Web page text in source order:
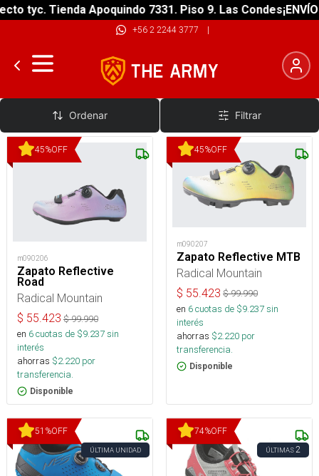
tyc. Tienda Apoquindo 7331. Piso 9. Las Condes
+56 2 2244 3777 |
Zapatillas Fijación
Ordenar Filtrar
45%OFF
m090206
Zapato Reflective
Road
Radical Mountain
$ 55.423 $99.990
en 6cuotas de $9.237sin
interés
ahorras $2.220 por
transferencia.
Disponible
45%OFF
m090207
Zapato Reflective MTB
Radical Mountain
$ 55.423 $99.990
en 6cuotas de $9.237sin
interés
ahorras $2.220 por
transferencia.
Disponible
51 %OFF
ÚLTIMA UNIDAD
74%OFF
ÚLTIMAS2